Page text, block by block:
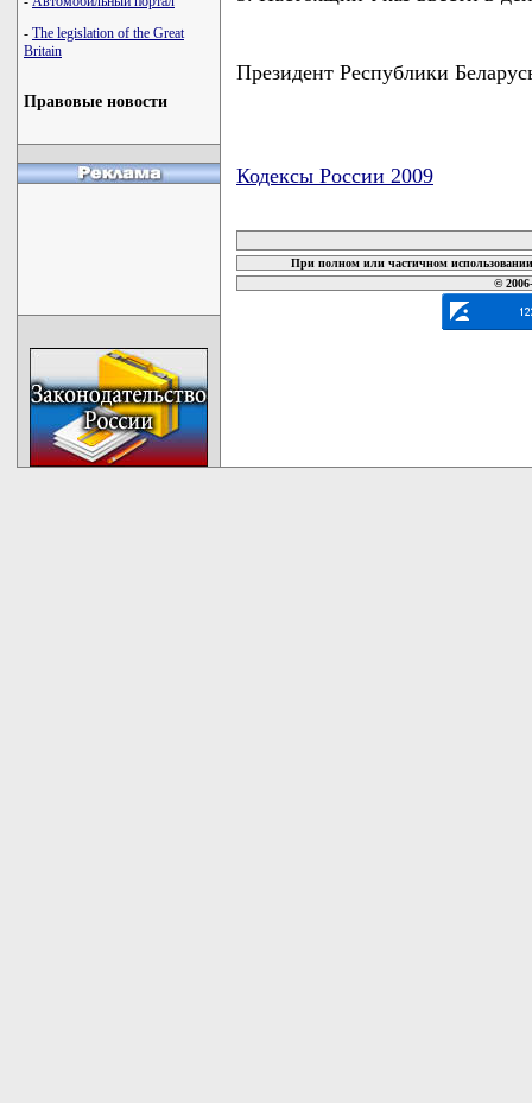
- The legislation of the Great
Britain
Правовые новости
Президент Республики
Кодексы России 2009
При полном или частичном
©